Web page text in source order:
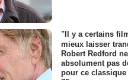
"Il y a certains
mieux laisser
Robert Redford
absolument pas
pour ce classique